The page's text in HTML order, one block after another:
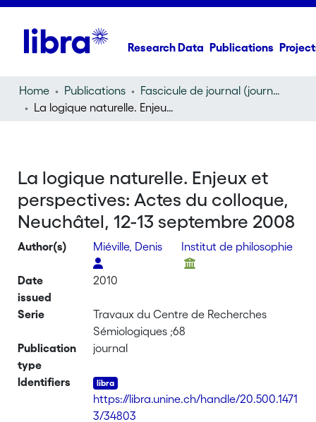
Research Data Publications
Home Publications
Fascicule de journal (journal)
La logique naturelle. Enjeux et perspectives: Actes du colloque, Neuchâtel, 12-13 septembre 2008
La logique naturelle. Enjeux et
perspectives: Actes du colloque,
Neuchâtel, 12-13 septembre 2008
Author(s) Miéville, Denis Institut de philosophie
Date
issued
2010
Serie
Travaux du Centre de Recherches
Sémiologiques ;68
Publication
type
journal
Identifiers
https://libra.unine.ch/handle/20.500.1471
3/34803